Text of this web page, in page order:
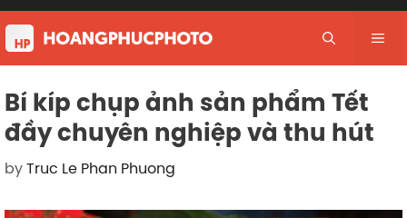
Skip
to
content
Bí kíp chụp ảnh sản phẩm Tết
đầy chuyên nghiệp và thu hút
byTruc Le Phan Phuong